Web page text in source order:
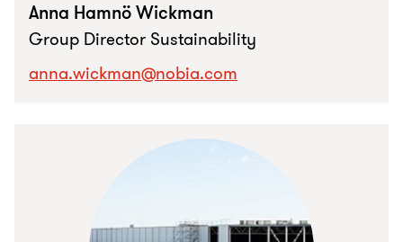
Anna Hamnö Wickman
Group Director Sustainability
anna.wickman@nobia.com